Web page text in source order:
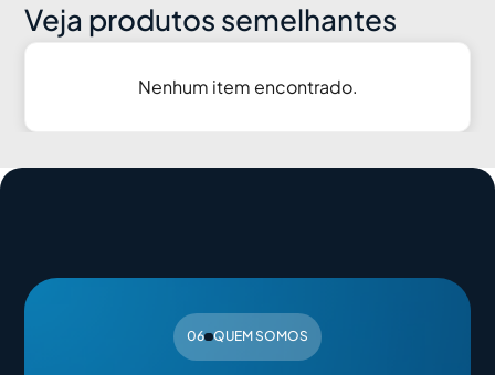
Veja produtos semelhantes
Nenhum item encontrado.
06 QUEM SOMOS